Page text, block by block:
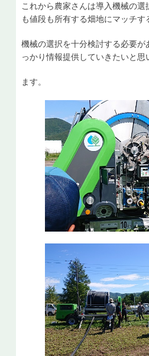
これから農家さんは導入機械の
も値段も所有する畑地にマッチす
機械の選択を十分検討する必要が
っかり情報提供していきたいと思
ます。